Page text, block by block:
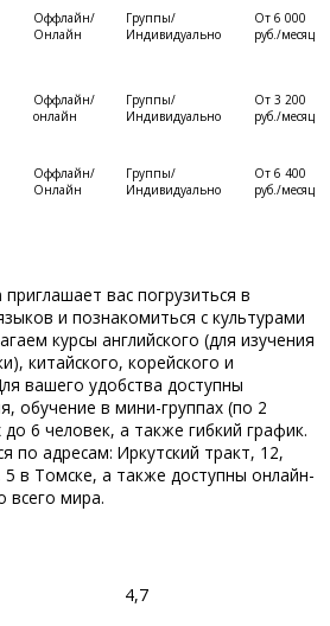
Оффлайн/
Онлайн
Группы/
Индивидуально
От 6 000
руб./месяц
Оффлайн/
онлайн
Группы/
Индивидуально
От 3 200
руб./месяц
Оффлайн/
Онлайн
Группы/
Индивидуально
От 6 400
руб./месяц
вас погрузиться в
и познакомиться с культурами
курсы английского (для изучения
китайского, корейского и
вашего удобства доступны
обучение в мини-группах (по 2
до 6 человек, а также гибкий график.
по адресам: Иркутский тракт, 12,
в Томске, а также доступны онлайн-
всего мира.
4,7